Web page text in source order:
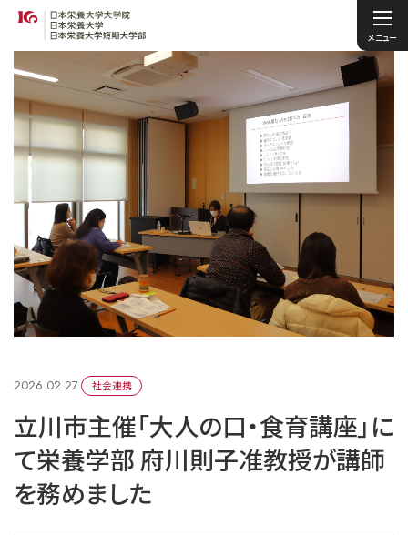
メニュー
2026.02.27 社会連携
立川市主催「大人の口・食育講座」に
て栄養学部 府川則子准教授が講師
を務めました